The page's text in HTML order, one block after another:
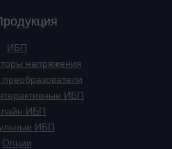
ИБП
напряжения
ИБП
ИБП
ИБП
Опции